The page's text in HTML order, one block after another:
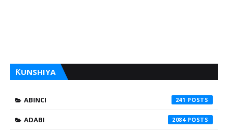
ƘUNSHIYA
ABINCI 241
ADABI 2084